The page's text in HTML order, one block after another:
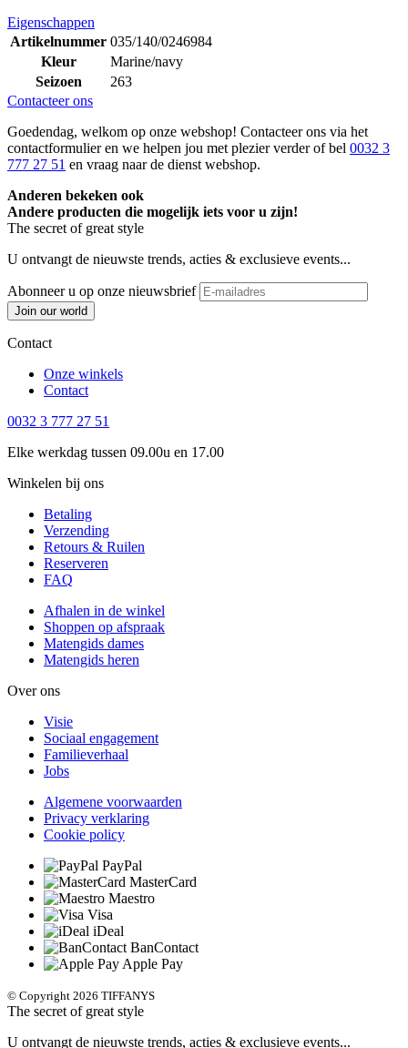
Eigenschappen
Artikelnummer 035/140/0246984
Kleur
Marine/navy
Seizoen
263
Contacteer ons
Goedendag, welkom op onze webshop! Contacteer ons via het
contactformulier en we helpen jou met plezier verder of bel 0032 3
777 27 51 en vraag naar de dienst webshop.
Anderen bekeken ook
Andere producten die mogelijk iets voor u zijn!
The secret of great style
U ontvangt de nieuwste trends, acties & exclusieve events...
Abonneer u op onze nieuwsbrief
Join our world
Contact
Onze winkels
Contact
0032 3 777 27 51
Elke werkdag tussen 09.00u en 17.00
Winkelen bij ons
Betaling
Verzending
Retours & Ruilen
Reserveren
FAQ
Afhalen in de winkel
Shoppen op afspraak
Matengids dames
Matengids heren
Over ons
Visie
Sociaal engagement
Familieverhaal
Jobs
Algemene voorwaarden
Privacy verklaring
Cookie policy
PayPal
MasterCard
Maestro
Visa
iDeal
BanContact
Apple Pay
© Copyright 2026 TIFFANYS
The secret of great style
U ontvangt de nieuwste trends, acties & exclusieve events...